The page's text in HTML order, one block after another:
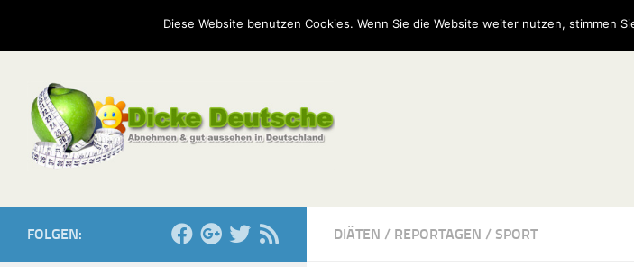
Kontakt Serien Umfragen
DIÄTEN / REPORTAGEN / SPORT
FOLGEN:
Diese Website benutzen Cookies. Wenn Sie die Website weiter nutzen, stimmen